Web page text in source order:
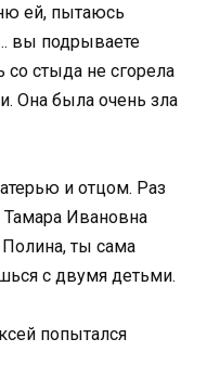
ей, пытаюсь
вы подрываете
стыда не сгорела
Она была очень зла
и отцом. Раз
Ивановна
ты сама
с двумя детьми.
попытался